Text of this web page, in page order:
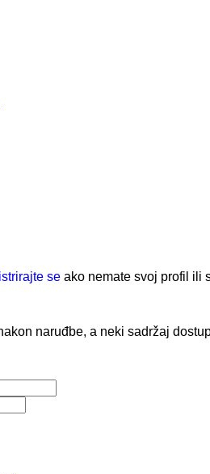
se ako nemate svoj profil ili
naruđbe, a neki sadržaj